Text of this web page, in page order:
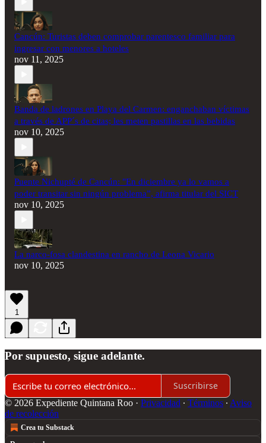
Cancún: Turistas deben comprobar parentesco familiar para
ingresar con menores a hoteles
nov 11, 2025
Banda de ladrones en Playa del Carmen: enganchaban víctimas
a través de APP´s de citas; les meten pastillas en las bebidas
nov 10, 2025
Puente Nichupté de Cancún: "En diciembre ya lo vamos a
poder transitar sin ningún problema”, afirma titular del SICT
nov 10, 2025
La narco-fosa clandestina en rancho de Leona Vicario
nov 10, 2025
1
Por supuesto, sigue adelante.
Suscribirse
© 2026 Expediente Quintana Roo · Privacidad ∙ Términos ∙ Aviso
de recolección
Crea tu Substack